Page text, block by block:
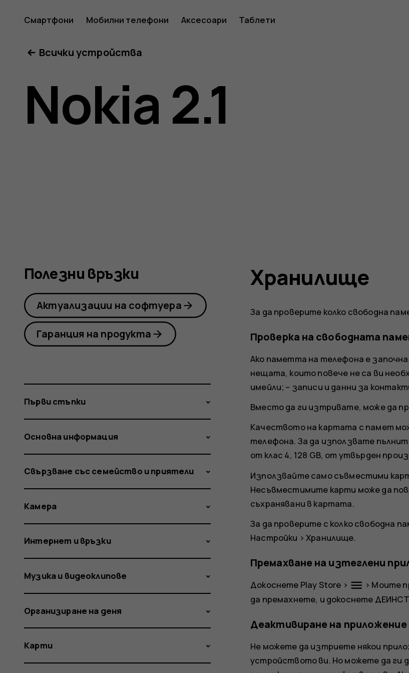
Ръководство
на
потребителя
2.1
Смартфони Мобилни телефони Аксесоари Таблети
Всички устройства
Nokia 2.1
Хранилище
За да проверите колко свободна
Проверка на свободната
Ако паметта на телефона е
нещата, които повече не са ви
имейли; – записи и данни за
Вместо да ги изтривате, може да
Качеството на картата с памет
телефона. За да използвате
от клас 4, 128 GB, от утвърден
Използвайте само съвместими
Несъвместимите карти може да
съхранявани в картата.
За да проверите с колко свободна
Настройки >Хранилище.
Премахване на изтеглени
Докоснете Play Store > menu > Моите
да премахнете, и докоснете
Деактивиране на приложение
Не можете да изтриете някои
устройството ви. Но можете да ги
Полезни връзки
Актуализации на софтуера
Гаранция на продукта
Първи стъпки
Основна информация
Свързване със семейство и приятели
Камера
Интернет и връзки
Музика и видеоклипове
Организиране на деня
Карти